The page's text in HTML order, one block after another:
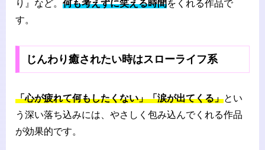
り』など。 何も考えずに笑える時間をくれる作品で
す。
じんわり癒されたい時はスローライフ系
「心が疲れて何もしたくない」「涙が出てくる」とい
う深い落ち込みには、やさしく包み込んでくれる作品
が効果的です。